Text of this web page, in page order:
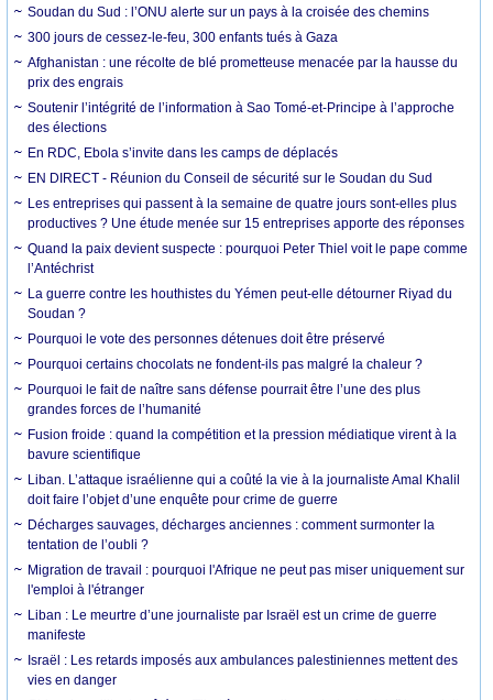
Soudan du Sud : l’ONU alerte sur un pays à la croisée des chemins
300 jours de cessez-le-feu, 300 enfants tués à Gaza
Afghanistan : une récolte de blé prometteuse menacée par la hausse du
prix des engrais
Soutenir l’intégrité de l’information à Sao Tomé-et-Principe à l’approche
des élections
En RDC, Ebola s’invite dans les camps de déplacés
EN DIRECT - Réunion du Conseil de sécurité sur le Soudan du Sud
Les entreprises qui passent à la semaine de quatre jours sont-elles plus
productives ? Une étude menée sur 15 entreprises apporte des réponses
Quand la paix devient suspecte : pourquoi Peter Thiel voit le pape comme
l’Antéchrist
La guerre contre les houthistes du Yémen peut-elle détourner Riyad du
Soudan ?
Pourquoi le vote des personnes détenues doit être préservé
Pourquoi certains chocolats ne fondent-ils pas malgré la chaleur ?
Pourquoi le fait de naître sans défense pourrait être l’une des plus
grandes forces de l’humanité
Fusion froide : quand la compétition et la pression médiatique virent à la
bavure scientifique
Liban. L’attaque israélienne qui a coûté la vie à la journaliste Amal Khalil
doit faire l’objet d’une enquête pour crime de guerre
Décharges sauvages, décharges anciennes : comment surmonter la
tentation de l’oubli ?
Migration de travail : pourquoi l'Afrique ne peut pas miser uniquement sur
l'emploi à l'étranger
Liban : Le meurtre d’une journaliste par Israël est un crime de guerre
manifeste
Israël : Les retards imposés aux ambulances palestiniennes mettent des
vies en danger